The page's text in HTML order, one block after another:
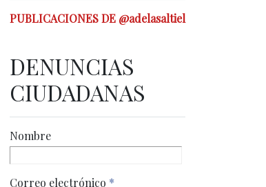
PUBLICACIONES DE @adelasaltiel
DENUNCIAS
CIUDADANAS
Nombre
Correo electrónico *